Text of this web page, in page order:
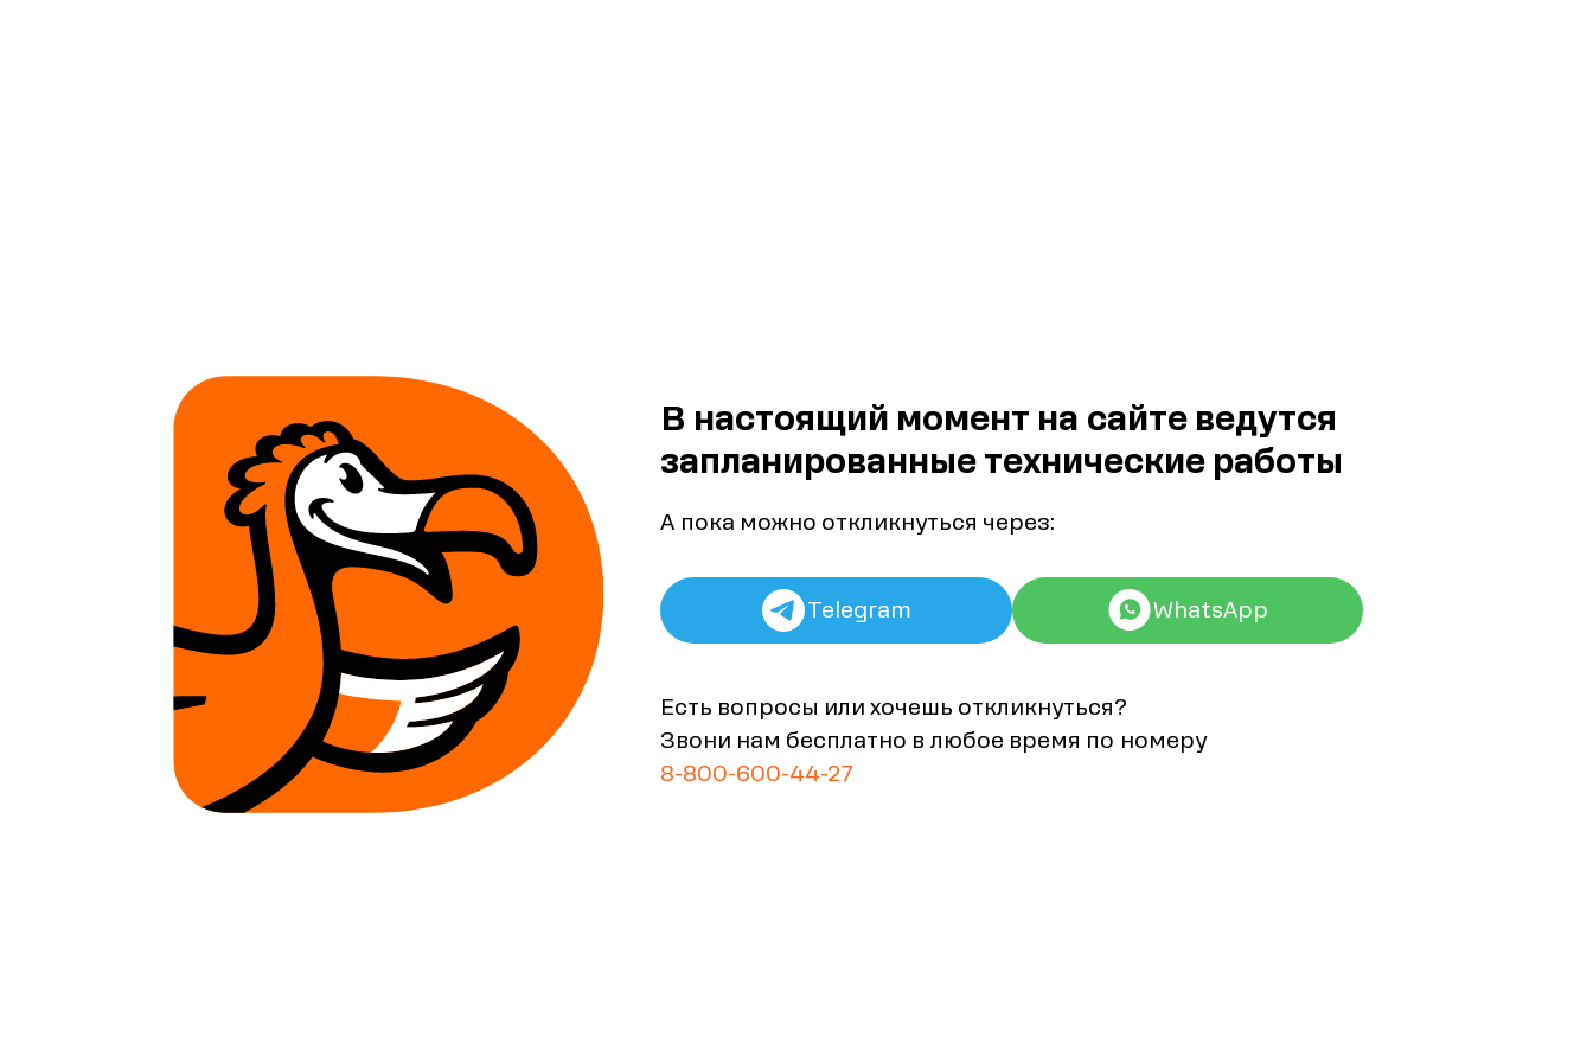
В настоящий момент на сайте ведутся
запланированные технические работы
А пока можно откликнуться через:
Telegram WhatsApp
Есть вопросы или хочешь откликнуться?
Звони нам бесплатно в любое время по номеру
8-800-600-44-27